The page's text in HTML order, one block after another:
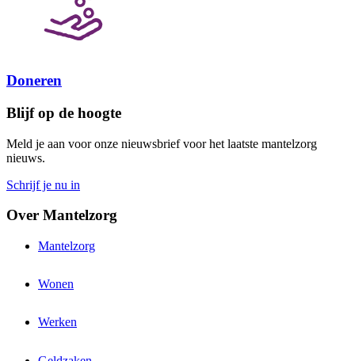
Doneren
Blijf op de hoogte
Meld je aan voor onze nieuwsbrief voor het laatste mantelzorg
nieuws.
Schrijf je nu in
Over Mantelzorg
Mantelzorg
Wonen
Werken